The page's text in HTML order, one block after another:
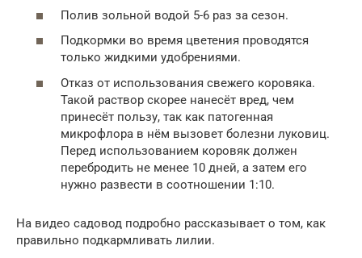
Полив зольной водой 5-6 раз за сезон.
Подкормки во время цветения проводятся
только жидкими удобрениями.
Отказ от использования свежего коровяка.
Такой раствор скорее нанесёт вред, чем
принесёт пользу, так как патогенная
микрофлора в нём вызовет болезни луковиц.
Перед использованием коровяк должен
перебродить не менее 10 дней, а затем его
нужно развести в соотношении 1:10.
На видео садовод подробно рассказывает о том, как
правильно подкармливать лилии.